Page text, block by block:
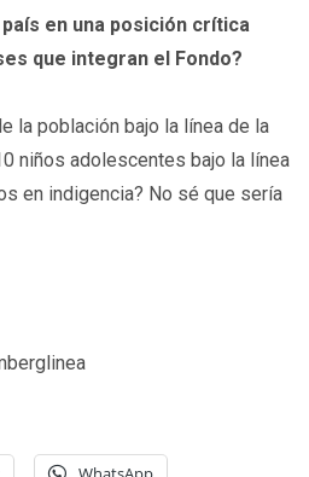
en una posición crítica
que integran el Fondo?
la población bajo la línea de la
niños adolescentes bajo la línea
en indigencia? No sé que sería